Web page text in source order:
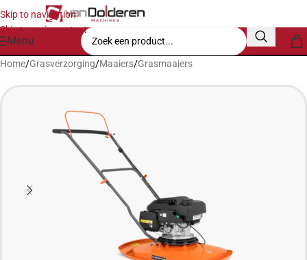
Skip to navigation
Skip to main content
Menu
Home/Grasverzorging/Maaiers/Grasmaaiers